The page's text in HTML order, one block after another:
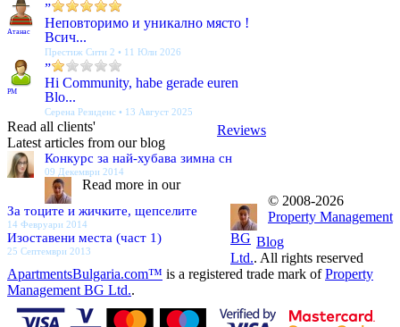
Атанас
”
Неповторимо и уникално място !
Всич...
Престиж Сити 2 • 11 Юли 2026
PM
”
Hi Community, habe gerade euren
Blo...
Серена Резиденс • 13 Август 2025
Reviews
Read all clients'
Latest articles from our blog
Конкурс за най-хубава зимна сн
09 Декември 2014
За тоците и жичките, щепселите
14 Февруари 2014
Изоставени места (част 1)
25 Септември 2013
Blog
Read more in our
© 2008-2026
Property Management
BG
Ltd.. All rights reserved
ApartmentsBulgaria.com™ is a registered trade mark ofProperty
Management BG Ltd..